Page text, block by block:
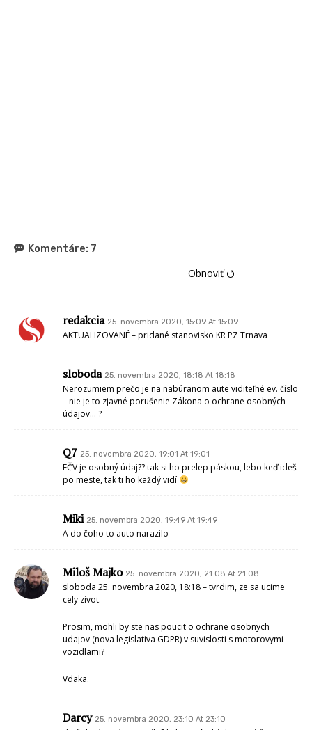
Komentáre: 7
Obnoviť ⭯
redakcia 25. novembra 2020, 15:09 At 15:09
AKTUALIZOVANÉ – pridané stanovisko KR PZ Trnava
sloboda 25. novembra 2020, 18:18 At 18:18
Nerozumiem prečo je na nabúranom aute viditeľné ev. číslo
– nie je to zjavné porušenie Zákona o ochrane osobných
údajov… ?
Q7 25. novembra 2020, 19:01 At 19:01
EČV je osobný údaj?? tak si ho prelep páskou, lebo keď ideš
po meste, tak ti ho každý vidí
Miki 25. novembra 2020, 19:49 At 19:49
A do čoho to auto narazilo
Miloš Majko 25. novembra 2020, 21:08 At 21:08
sloboda 25. novembra 2020, 18:18 – tvrdim, ze sa ucime
cely zivot.
Prosim, mohli by ste nas poucit o ochrane osobnych
udajov (nova legislativa GDPR) v suvislosti s motorovymi
vozidlami?
Vdaka.
Darcy 25. novembra 2020, 23:10 At 23:10